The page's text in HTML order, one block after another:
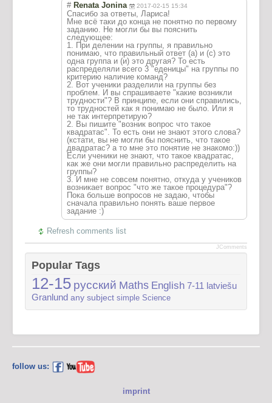
# Renata Jonina 2017-02-15 15:34
Спасибо за ответы, Лариса!
Мне всё таки до конца не понятно по первому
заданию. Не могли бы вы пояснить
следующее:
1. При делении на группы, я правильно
понимаю, что правильный ответ (а) и (с) это
одна группа и (и) это другая? То есть
распределяли всего 3 "еденицы" на группы по
критерию наличие команд?
2. Вот ученики разделили на группы без
проблем. И вы спрашиваете "какие возникли
трудности"? В принципе, если они справились,
то трудностей как я понимаю не было. Или я
не так интерпретирую?
2. Вы пишите "возник вопрос что такое
квадратас". То есть они не знают этого слова?
(кстати, вы не могли бы пояснить, что такое
двадратас? а то мне это понятие не знакомо:))
Если ученики не знают, что такое квадратас,
как же они могли правильно распределить на
группы?
3. И мне не совсем понятно, откуда у учеников
возникает вопрос "что же такое процедура"?
Пока больше вопросов не задаю, чтобы
сначала правильно понять ваше первое
задание :)
Refresh comments list
JComments
Popular Tags
12-15 русский Maths English 7-11 latviešu
Granlund any subject simple Science
follow us:
imprint